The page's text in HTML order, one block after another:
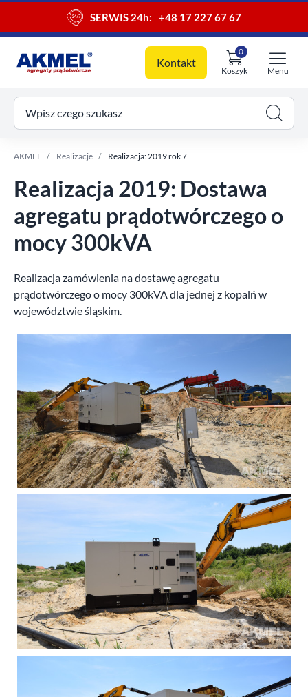
SERWIS 24h: +48 17 227 67 67
Kontakt
Koszyk
0
koszyk
Menu
Wpisz czego szukasz
AKMEL Realizacje Realizacja: 2019 rok 7
Realizacja 2019: Dostawa
agregatu prądotwórczego o
mocy 300kVA
Realizacja zamówienia na dostawę agregatu
prądotwórczego o mocy 300kVA dla jednej z kopalń w
województwie śląskim.